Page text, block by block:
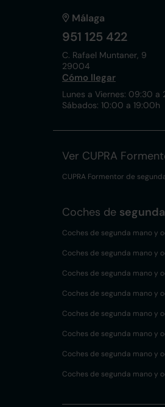
Málaga
951 125 422
C. Rafael Muntaner, 9
29004
Cómo llegar
Lunes a Viernes: 09:30 a
Sábados: 10:00 a 19:00h
Ver CUPRA
CUPRA Formentor de
Coches de
Coches de segunda mano y
Coches de segunda mano y
Coches de segunda mano y
Coches de segunda mano y
Coches de segunda mano y
Coches de segunda mano y
Coches de segunda mano y
Coches de segunda mano y